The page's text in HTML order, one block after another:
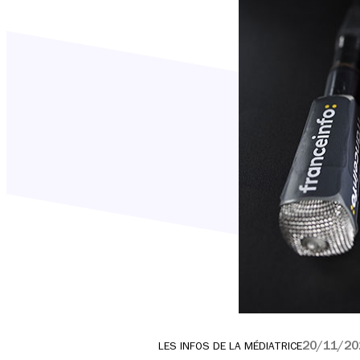
LES INFOS DE LA MÉDIATRICE20/11/